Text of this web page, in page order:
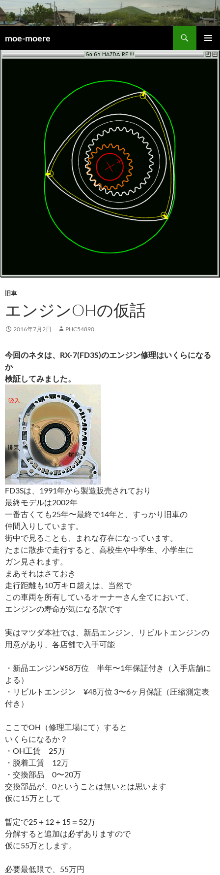
moe-moere
索
メインメ
ニュー
ン
旧車
エンジンOHの仮話
2016年7月2日 PHC54890
今回のネタは、RX-7(FD3S)のエンジン修理はいくらになる
か
検証してみました。
FD3Sは、1991年から製造販売されており
最終モデルは2002年
一番古くても25年〜最終で14年と、すっかり旧車の
仲間入りしています。
街中で見ることも、まれな存在になっています。
たまに散歩で走行すると、高校生や中学生、小学生に
ガン見されます。
まあそれはさておき
走行距離も10万キロ超えは、当然で
この車両を所有しているオーナーさん全てにおいて、
エンジンの寿命が気になる訳です
実はマツダ本社では、新品エンジン、リビルトエンジンの
用意があり、各店舗で入手可能
・新品エンジン¥58万位 半年〜1年保証付き（入手店舗に
よる）
・リビルトエンジン ¥48万位 3〜6ヶ月保証（圧縮測定表
付き）
ここでOH（修理工場にて）すると
いくらになるか？
・OH工賃 25万
・脱着工賃 12万
・交換部品 0〜20万
交換部品が、0ということは無いとは思います
仮に15万として
暫定で25＋12＋15＝52万
分解すると追加は必ずありますので
仮に55万とします。
必要最低限で、55万円